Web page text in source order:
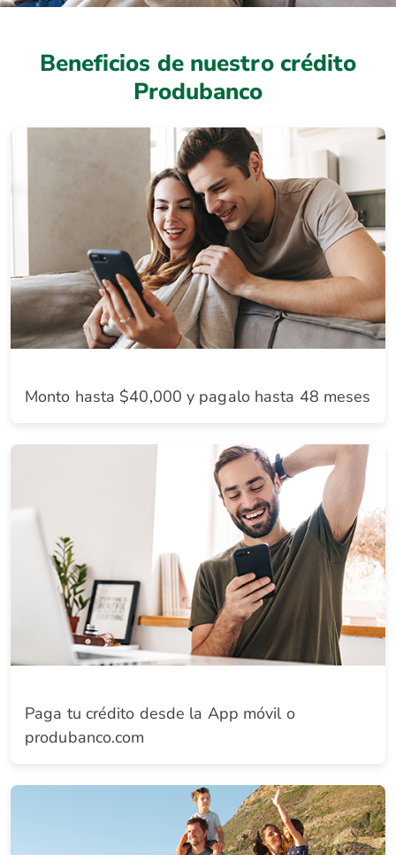
Beneficios de nuestro crédito
Produbanco
Monto hasta $40,000 y pagalo hasta 48 meses
Paga tu crédito desde la App móvil o
produbanco.com